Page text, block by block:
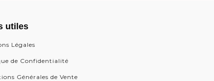
utiles
Légales
de Confidentialité
Générales de Vente